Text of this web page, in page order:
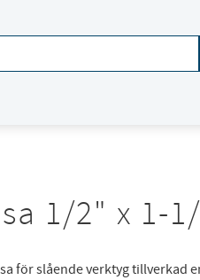
1/2" x 1-
för slående verktyg tillverkad